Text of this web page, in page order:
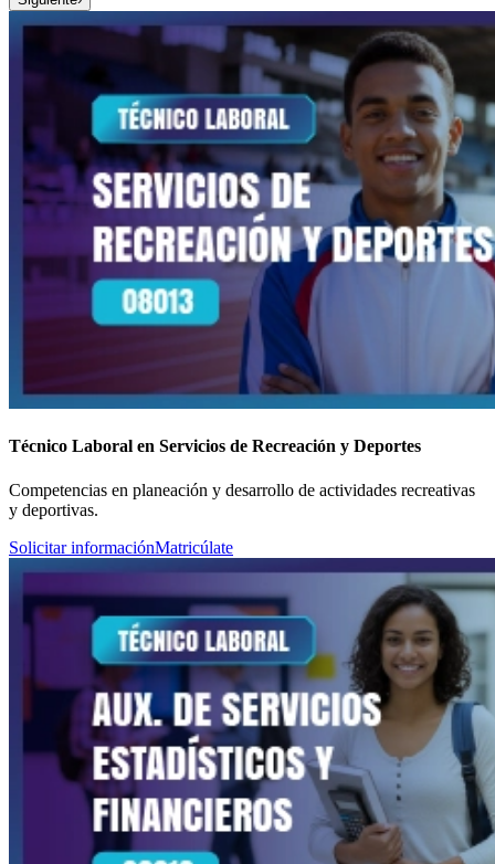
Técnico Laboral en Servicios de Recreación y Deportes
Competencias en planeación y desarrollo de actividades recreativas
y deportivas.
Solicitar informaciónMatricúlate